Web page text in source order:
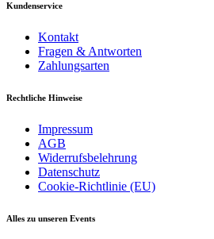
Kundenservice
Kontakt
Fragen & Antworten
Zahlungsarten
Rechtliche Hinweise
Impressum
AGB
Widerrufsbelehrung
Datenschutz
Cookie-Richtlinie (EU)
Alles zu unseren Events